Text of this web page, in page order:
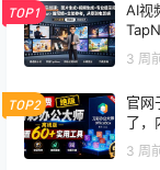
TOP1
AI视
3 周
TOP2
官网
了，
3 周